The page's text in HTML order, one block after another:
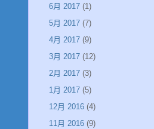
6月 2017 (1)
5月 2017 (7)
4月 2017 (9)
3月 2017 (12)
2月 2017 (3)
1月 2017 (5)
12月 2016 (4)
11月 2016 (9)